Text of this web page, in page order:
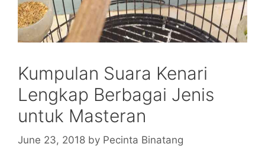
Kumpulan Suara Kenari
Lengkap Berbagai Jenis
untuk Masteran
June 23, 2018 by Pecinta Binatang